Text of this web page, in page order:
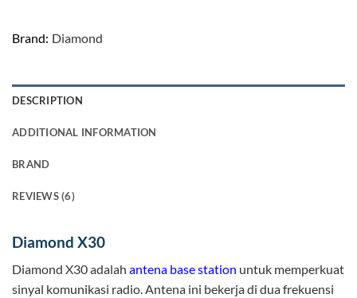
Brand: Diamond
DESCRIPTION
ADDITIONAL INFORMATION
BRAND
REVIEWS (6)
Diamond X30
Diamond X30 adalah antena base station untuk memperkuat
sinyal komunikasi radio. Antena ini bekerja di dua frekuensi